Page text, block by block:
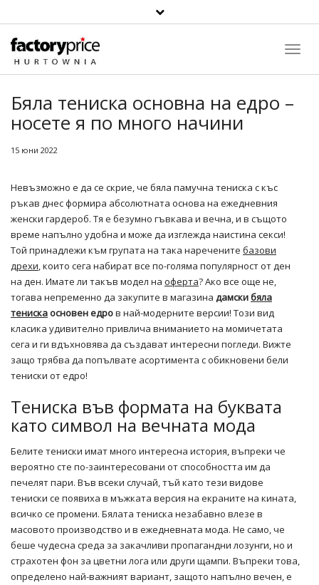
Бяла тениска основна на едро –
носете я по много начини
15 юни 2022
Невъзможно е да се скрие, че бяла памучна тениска с къс
ръкав днес формира абсолютната основа на ежедневния
женски гардероб. Тя е безумно гъвкава и вечна, и в същото
време напълно удобна и може да изглежда наистина секси!
Той принадлежи към групата на така наречените базови
дрехи, които сега набират все по-голяма популярност от ден
на ден. Имате ли такъв модел на оферта? Ако все още не,
тогава непременно да закупите в магазина дамскибяла
тениска основен едров най-модерните версии! Този вид
класика удивително привлича вниманието на момичетата
сега и ги вдъхновява да създават интересни погледи. Вижте
защо трябва да попълвате асортимента с обикновени бели
тениски от едро!
Тениска във формата на буквата
като символ на вечната мода
Белите тениски имат много интересна история, въпреки че
вероятно сте по-заинтересовани от способността им да
печелят пари. Във всеки случай, тъй като тези видове
тениски се появиха в мъжката версия на екраните на кината,
всичко се промени. Бялата тениска незабавно влезе в
масовото производство и в ежедневната мода. Не само, че
беше чудесна среда за закачливи пропагандни лозунги, но и
страхотен фон за цветни лога или други щампи. Въпреки това,
определено най-важният вариант, защото напълно вечен, е